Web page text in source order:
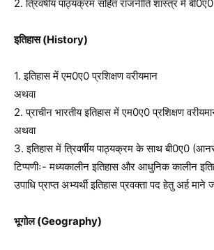
2. त्रिवर्षीय पाठ्यक्रम सहित राजनीति शास्त्र में
इतिहास (History)
1. इतिहास में एम0ए0 प्रशिक्षण वरीयमान
अथवा
2. प्राचीन भारतीय इतिहास में एम0ए0 प्रशिक्षण
अथवा
3. इतिहास में त्रिवर्षीय पाठ्यक्रम के साथ बी0ए0
टिप्पणीः- मध्यकालीन इतिहास और आधुनिक कालीन
उपाधि प्राप्त अभ्यर्थी इतिहास प्रवक्ता पद हेतु अर्ह माने
भूगोल (Geography)